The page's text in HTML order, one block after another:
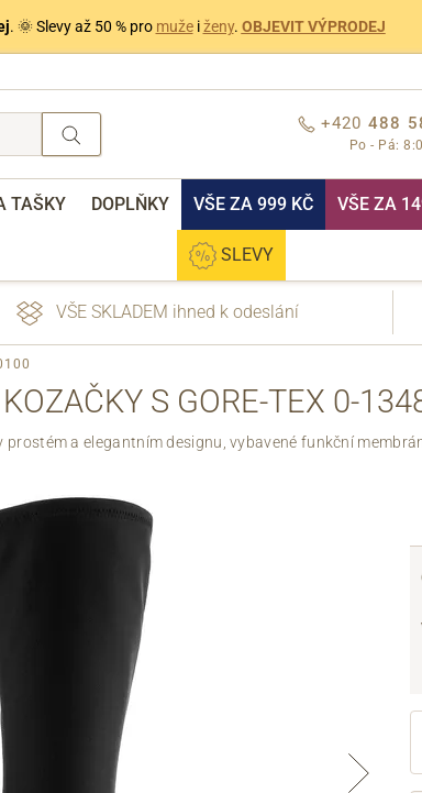
. 🌞 Slevy až 50 % pro mužeiženy. OBJEVIT VÝPRODEJ
+420 488
Po - Pá:
TAŠKY DOPLŇKY VŠE ZA 999 KČ VŠE ZA
SLEVY
VŠE SKLADEM ihned k odeslání
S GORE-TEX 0-
prostém a elegantním designu, vybavené funkční